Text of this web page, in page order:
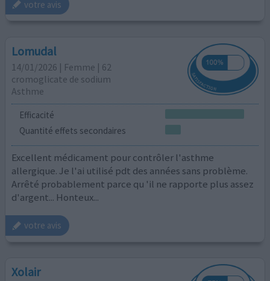
votre avis
Lomudal
14/01/2026 | Femme | 62
cromoglicate de sodium
Asthme
Efficacité
Quantité effets secondaires
Excellent médicament pour contrôler l'asthme
allergique. Je l'ai utilisé pdt des années sans problème.
Arrêté probablement parce qu 'il ne rapporte plus assez
d'argent... Honteux...
votre avis
Xolair